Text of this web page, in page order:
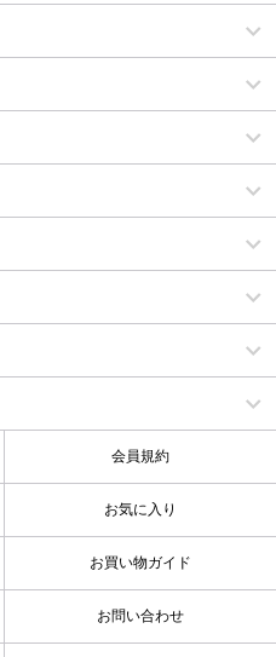
会員規約
お気に入り
お買い物ガイド
お問い合わせ